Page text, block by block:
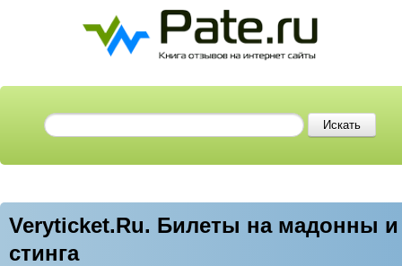
Veryticket.Ru. Билеты на мадонны и
стинга